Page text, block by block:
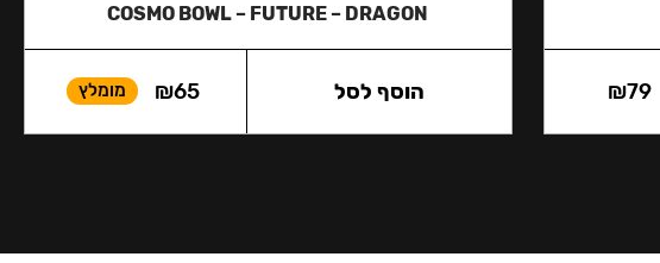
₪79
COSMO BOWL – FUTURE – DRAGON
₪65 מומלץ הוסף לסל